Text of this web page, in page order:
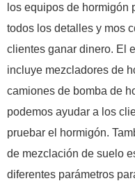
los equipos de hormigón
todos los detalles y mos
clientes ganar dinero. El
incluye mezcladores de
camiones de bomba de
podemos ayudar a los
pruebar el hormigón.
de mezclación de suelo
diferentes parámetros